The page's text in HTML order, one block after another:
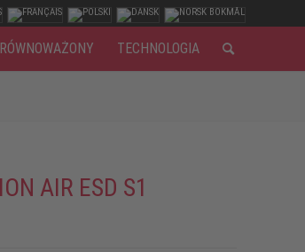
TECHNOLOGIA
AIR ESD S1